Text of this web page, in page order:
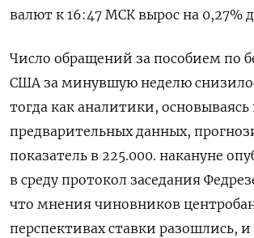
валют к 16:​47 МСК вырос ⁠на 0,27%
Число обращений за пособием по
‌США за минувшую неделю
‌тогда как аналитики, основываясь
предварительных данных,
показатель в 225.000. накануне
в среду протокол заседания
что мнения чиновников
перспективах ставки разошлись, и